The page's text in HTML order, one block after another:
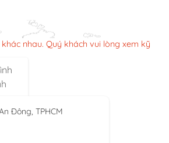
khác nhau. Quý khách vui lòng xem kỹ
Đông, TPHCM